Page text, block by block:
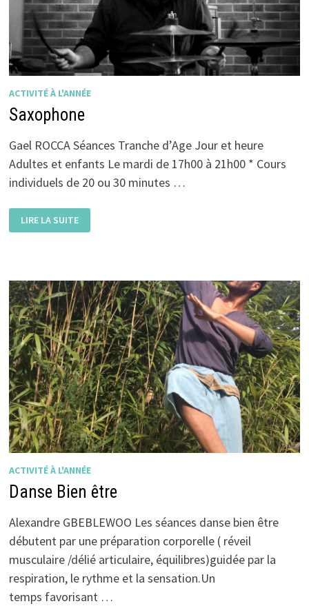
ACTIVITÉ À L'ANNÉE
Saxophone
Gael ROCCA Séances Tranche d’Age Jour et heure
Adultes et enfants Le mardi de 17h00 à 21h00 * Cours
individuels de 20 ou 30 minutes …
SAXOPHONE
LIRE LA SUITE
ACTIVITÉ À L'ANNÉE
Danse Bien être
Alexandre GBEBLEWOO Les séances danse bien être
débutent par une préparation corporelle ( réveil
musculaire /délié articulaire, équilibres)guidée par la
respiration, le rythme et la sensation.Un
temps favorisant …